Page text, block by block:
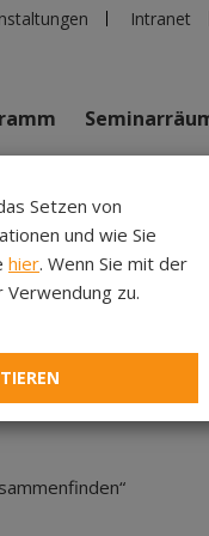
Intranet
und
Setzen von
und wie Sie
hier. Wenn Sie mit der
zu.